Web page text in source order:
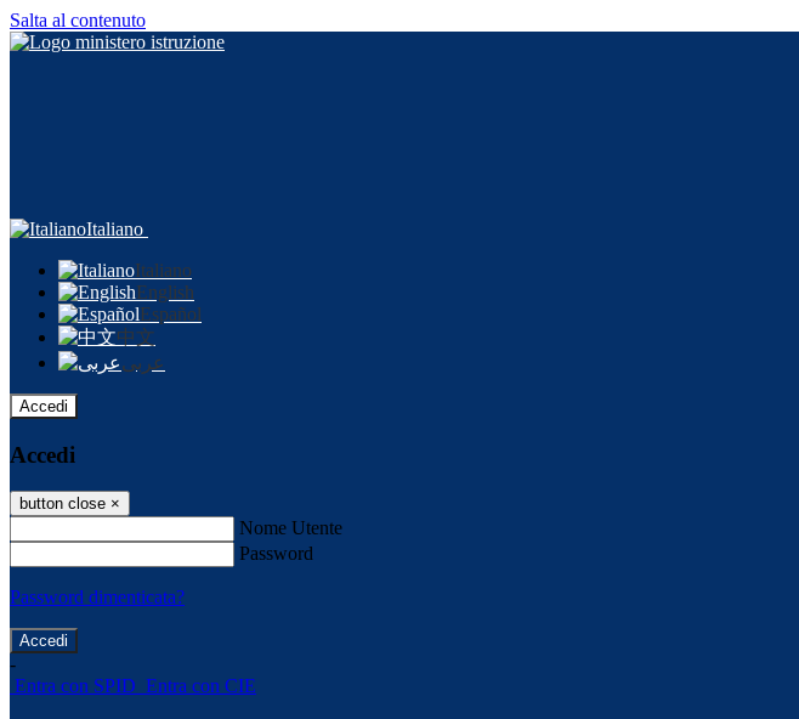
Salta al contenuto
Italiano
Italiano
English
Español
中文
عربى
Accedi
Accedi
button close ×
Nome Utente
Password
Password dimenticata?
-
Entra con SPID Entra con CIE